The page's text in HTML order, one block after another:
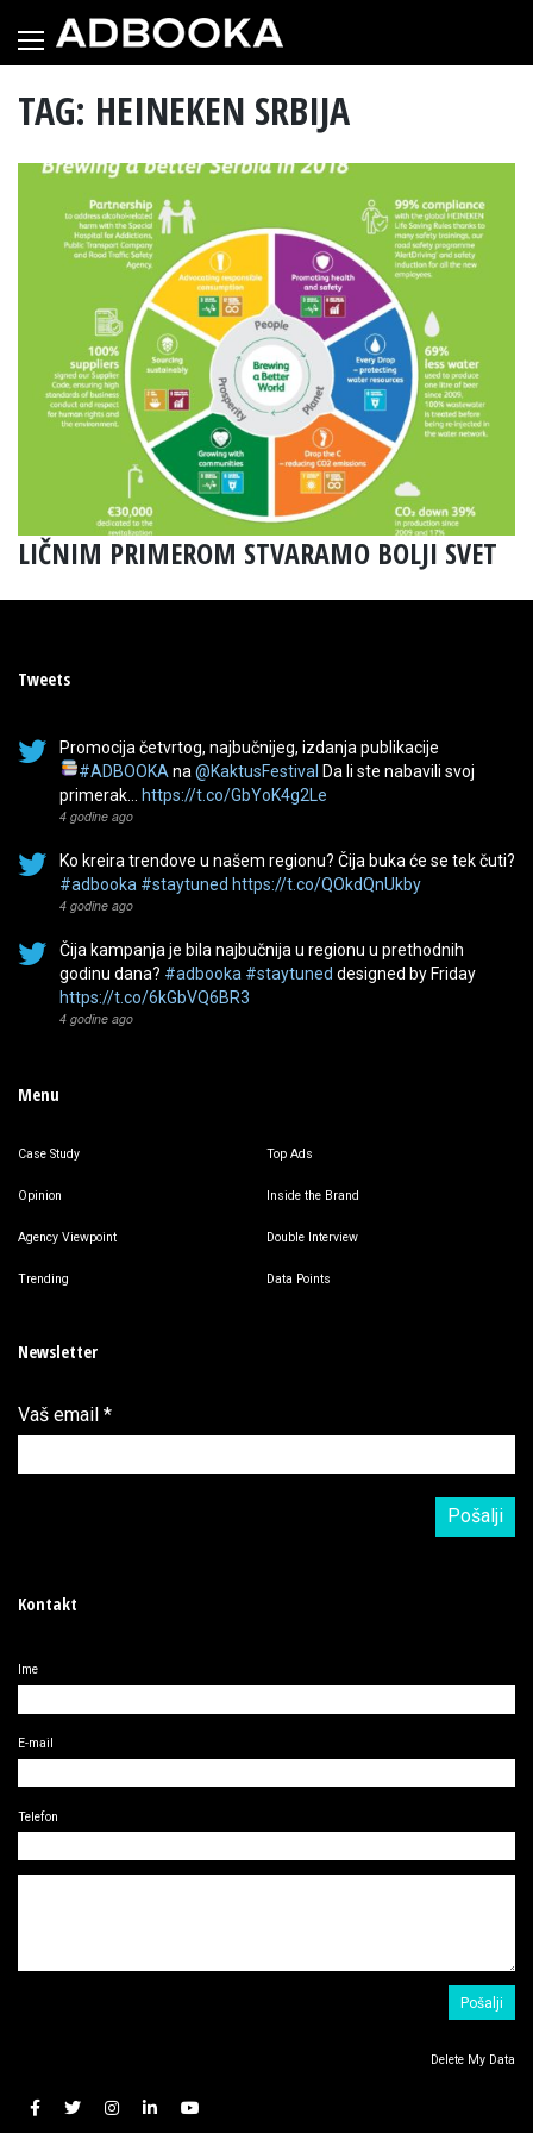
content
TAG: HEINEKEN SRBIJA
LIČNIM PRIMEROM STVARAMO BOLJI SVET
Tweets
Promocija četvrtog, najbučnijeg, izdanja publikacije
#ADBOOKA na @KaktusFestival Da li ste nabavili svoj
primerak…
https://t.co/GbYoK4g2Le
4 godine ago
Ko kreira trendove u našem regionu? Čija buka će se tek čuti?
#adbooka #staytuned https://t.co/QOkdQnUkby
4 godine ago
Čija kampanja je bila najbučnija u regionu u prethodnih
godinu dana? #adbooka #staytuned designed by Friday
https://t.co/6kGbVQ6BR3
4 godine ago
Menu
Case Study Top Ads
Opinion Inside the Brand
Agency Viewpoint Double Interview
Trending Data Points
Newsletter
Vaš email *
Kontakt
Ime
E-mail
Telefon
Delete My Data